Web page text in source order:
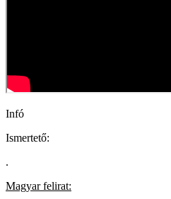
Infó
Ismertető:
.
Magyar felirat: